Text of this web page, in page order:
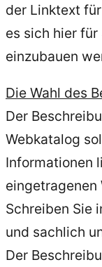
der Linktext
es sich hier
einzubauen
Die Wahl des
Der
Webkatalog
Informationen
eingetragenen
Schreiben Sie
und sachlich
Der